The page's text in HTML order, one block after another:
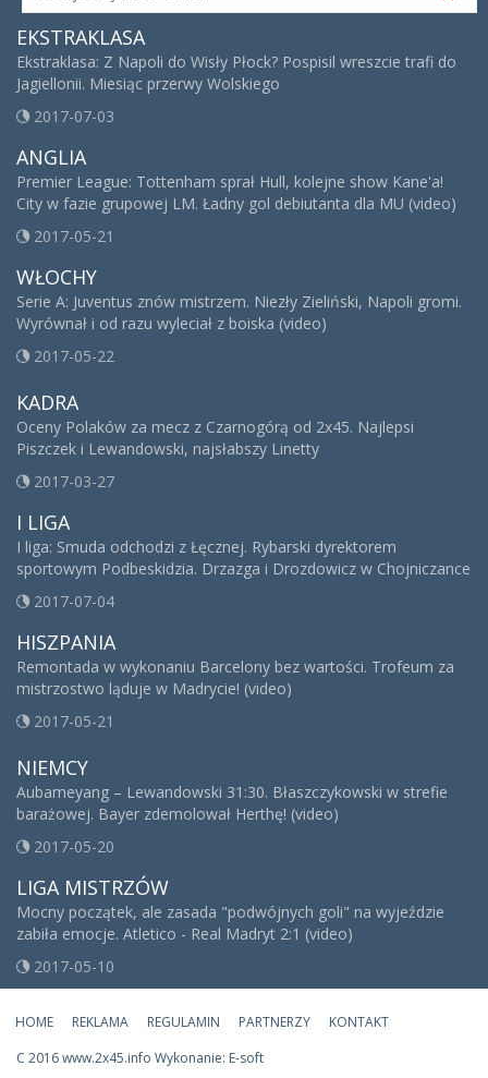
EKSTRAKLASA
Ekstraklasa: Z Napoli do Wisły Płock? Pospisil wreszcie trafi do
Jagiellonii. Miesiąc przerwy Wolskiego
2017-07-03
ANGLIA
Premier League: Tottenham sprał Hull, kolejne show Kane'a!
City w fazie grupowej LM. Ładny gol debiutanta dla MU (video)
2017-05-21
WŁOCHY
Serie A: Juventus znów mistrzem. Niezły Zieliński, Napoli gromi.
Wyrównał i od razu wyleciał z boiska (video)
2017-05-22
KADRA
Oceny Polaków za mecz z Czarnogórą od 2x45. Najlepsi
Piszczek i Lewandowski, najsłabszy Linetty
2017-03-27
I LIGA
I liga: Smuda odchodzi z Łęcznej. Rybarski dyrektorem
sportowym Podbeskidzia. Drzazga i Drozdowicz w Chojniczance
2017-07-04
HISZPANIA
Remontada w wykonaniu Barcelony bez wartości. Trofeum za
mistrzostwo ląduje w Madrycie! (video)
2017-05-21
NIEMCY
Aubameyang – Lewandowski 31:30. Błaszczykowski w strefie
barażowej. Bayer zdemolował Herthę! (video)
2017-05-20
LIGA MISTRZÓW
Mocny początek, ale zasada "podwójnych goli" na wyjeździe
zabiła emocje. Atletico - Real Madryt 2:1 (video)
2017-05-10
HOME REKLAMA REGULAMIN PARTNERZY
KONTAKT
C 2016 www.2x45.info Wykonanie: E-soft